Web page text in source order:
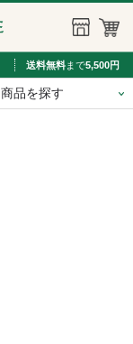
送料無料まで5,500円
商品を探す